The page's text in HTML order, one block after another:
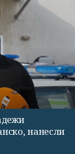
нанесли